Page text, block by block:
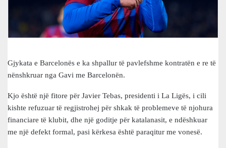
Gjykata e Barcelonës e ka shpallur të pavlefshme kontratën e re të
nënshkruar nga Gavi me Barcelonën.
Kjo është një fitore për Javier Tebas, presidenti i La Ligës, i cili
kishte refuzuar të regjistrohej për shkak të problemeve të njohura
financiare të klubit, dhe një goditje për katalanasit, e ndëshkuar
me një defekt formal, pasi kërkesa është paraqitur me vonesë.